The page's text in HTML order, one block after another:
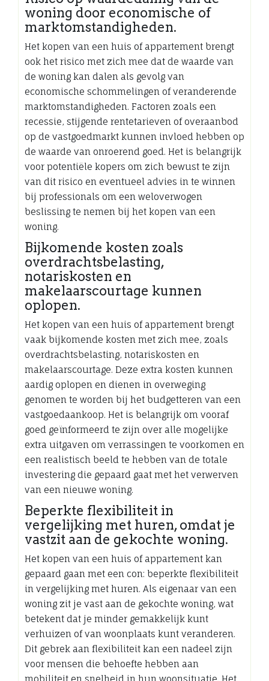
woning door economische of
marktomstandigheden.
Het kopen van een huis of appartement brengt
ook het risico met zich mee dat de waarde van
de woning kan dalen als gevolg van
economische schommelingen of veranderende
marktomstandigheden. Factoren zoals een
recessie, stijgende rentetarieven of overaanbod
op de vastgoedmarkt kunnen invloed hebben op
de waarde van onroerend goed. Het is belangrijk
voor potentiële kopers om zich bewust te zijn
van dit risico en eventueel advies in te winnen
bij professionals om een weloverwogen
beslissing te nemen bij het kopen van een
woning.
Bijkomende kosten zoals
overdrachtsbelasting,
notariskosten en
makelaarscourtage kunnen
oplopen.
Het kopen van een huis of appartement brengt
vaak bijkomende kosten met zich mee, zoals
overdrachtsbelasting, notariskosten en
makelaarscourtage. Deze extra kosten kunnen
aardig oplopen en dienen in overweging
genomen te worden bij het budgetteren van een
vastgoedaankoop. Het is belangrijk om vooraf
goed geïnformeerd te zijn over alle mogelijke
extra uitgaven om verrassingen te voorkomen en
een realistisch beeld te hebben van de totale
investering die gepaard gaat met het verwerven
van een nieuwe woning.
Beperkte flexibiliteit in
vergelijking met huren, omdat je
vastzit aan de gekochte woning.
Het kopen van een huis of appartement kan
gepaard gaan met een con: beperkte flexibiliteit
in vergelijking met huren. Als eigenaar van een
woning zit je vast aan de gekochte woning, wat
betekent dat je minder gemakkelijk kunt
verhuizen of van woonplaats kunt veranderen.
Dit gebrek aan flexibiliteit kan een nadeel zijn
voor mensen die behoefte hebben aan
mobiliteit en snelheid in hun woonsituatie. Het